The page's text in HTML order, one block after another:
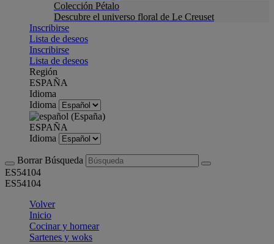
Colección Pétalo
Descubre el universo floral de Le Creuset
Inscribirse
Lista de deseos
Inscribirse
Lista de deseos
Región
ESPAÑA
Idioma
Idioma
ESPAÑA
Idioma
Borrar Búsqueda
ES54104
ES54104
Volver
Inicio
Cocinar y hornear
Sartenes y woks